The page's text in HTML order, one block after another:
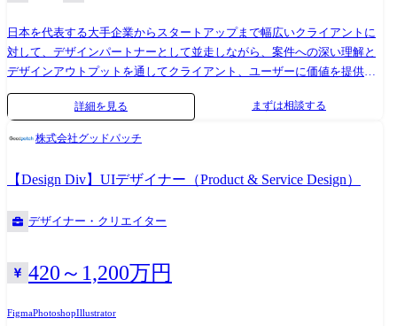
日本を代表する大手企業からスタートアップまで幅広いクライアントに
対して、デザインパートナーとして並走しながら、案件への深い理解と
デザインアウトプットを通してクライアント、ユーザーに価値を提供し
ます。 具体的な仕事内容 ●クライアントの事業課題や「なぜやりたいの
か」を言語化しPJ課題を定義 ●定性的かつ定量的なゴール設定 ●プロダク
トロードマップ設計 ●UIを手段としてブランドと体験を設計 ●プロトタ
リース後の改善 使用ツール/開発環境 AIツール:ChatGPT、Gemini Pro、
NotebookLM、Claude、Cursor 、midjourney、Figma Make デザイン作
成:Adobe Creative Cloud、Figma、Sketch チームコミュニケーショ
ン:Slack、Zoom、Strap ドキュメント:Strap、Notion、Keynote 働くチーム
ん。構造・骨格を徹底的に考えてこそ、課題解決に繋がるデザインがで
きると信じており、「論理的かつ情緒的」両方を兼ね備えたデザインを
詳細を見る まずは相談する
株式会社グッドパッチ
【Design Div】UIデザイナー（Product & Service Design）
デザイナー・クリエイター
420～1,200万円
FigmaPhotoshopIllustrator